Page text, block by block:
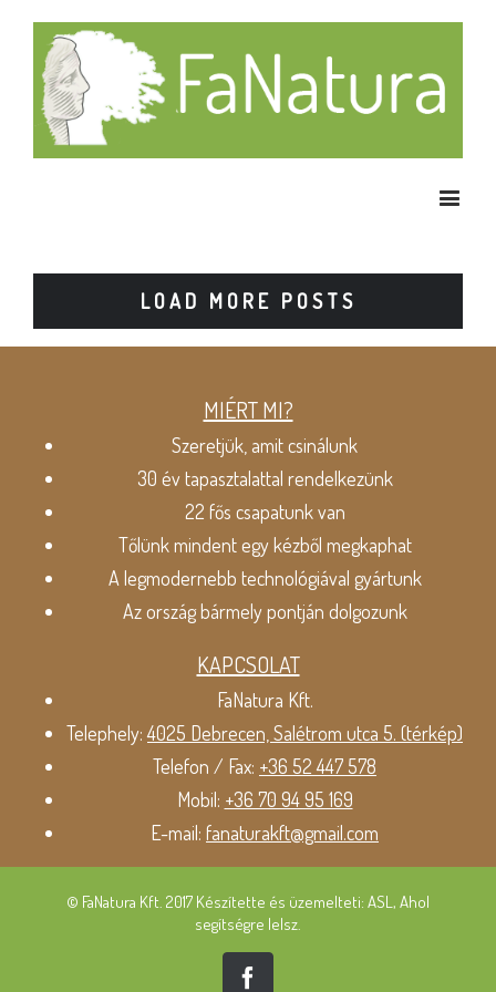
LOAD MORE POSTS
MIÉRT MI?
Szeretjük, amit csinálunk
30 év tapasztalattal rendelkezünk
22 fős csapatunk van
Tőlünk mindent egy kézből megkaphat
A legmodernebb technológiával gyártunk
Az ország bármely pontján dolgozunk
KAPCSOLAT
FaNatura Kft.
Telephely:4025 Debrecen, Salétrom utca 5. (térkép)
Telefon / Fax: +36 52 447 578
Mobil: +36 70 94 95 169
E-mail: fanaturakft@gmail.com
© FaNatura Kft. 2017 Készítette és üzemelteti: ASL, Ahol
segítségre lelsz.